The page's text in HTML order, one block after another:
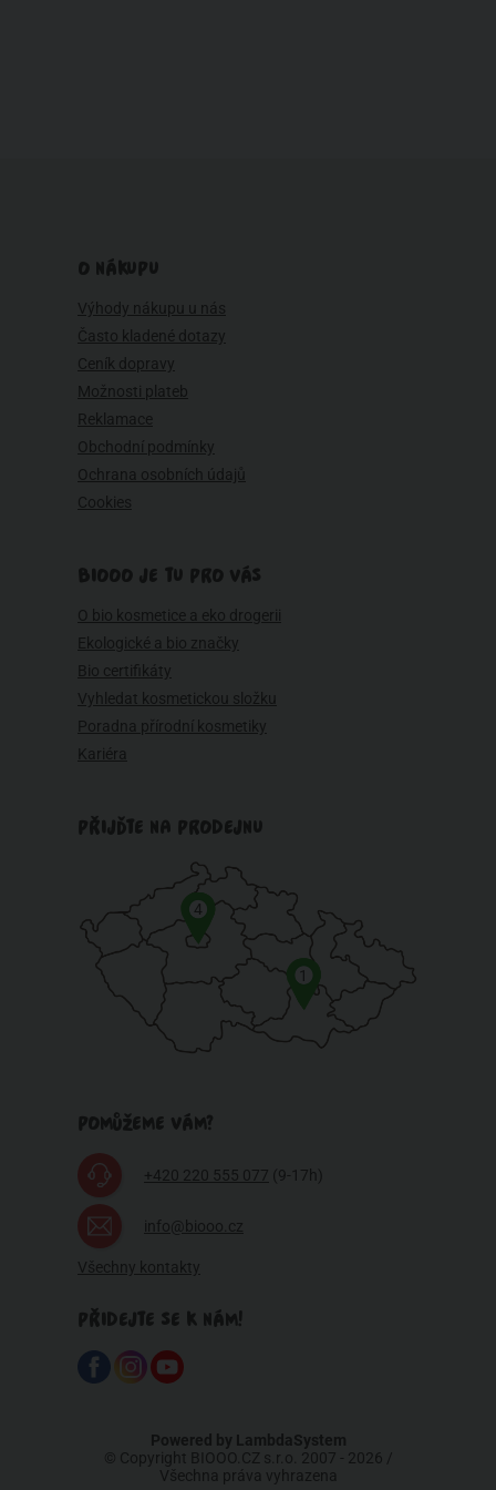
O NÁKUPU
Výhody nákupu u nás
Často kladené dotazy
Ceník dopravy
Možnosti plateb
Reklamace
Obchodní podmínky
Ochrana osobních údajů
Cookies
BIOOO JE TU PRO VÁS
O bio kosmetice a eko drogerii
Ekologické a bio značky
Bio certifikáty
Vyhledat kosmetickou složku
Poradna přírodní kosmetiky
Kariéra
PŘIJĎTE NA PRODEJNU
1
4
POMŮŽEME VÁM?
+420 220 555 077 (9-17h)
info@biooo.cz
Všechny kontakty
PŘIDEJTE SE K NÁM!
Powered by LambdaSystem
© Copyright BIOOO.CZ s.r.o. 2007 - 2026 /
Všechna práva vyhrazena